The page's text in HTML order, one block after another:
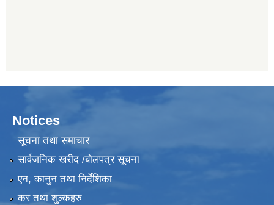
Notices
सूचना तथा समाचार
सार्वजनिक खरीद /बोलपत्र सूचना
एन, कानुन तथा निर्देशिका
कर तथा शुल्कहरु